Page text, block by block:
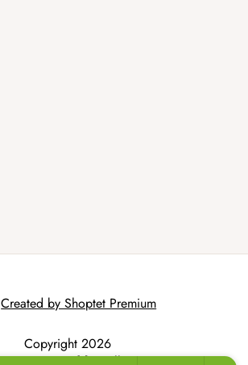
Created by Shoptet Premium
Copyright 2026